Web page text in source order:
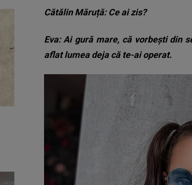
Cătălin Măruță: Ce ai zis?
Eva: Ai gură mare, că vorbești din
aflat lumea deja că te-ai operat.